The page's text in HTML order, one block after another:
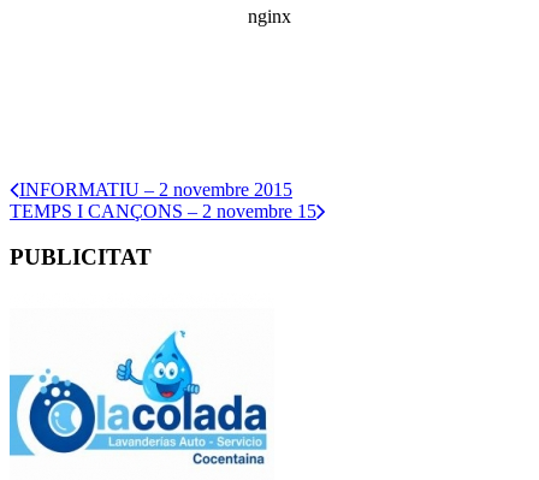
INFORMATIU – 2 novembre 2015
TEMPS I CANÇONS – 2 novembre 15
PUBLICITAT